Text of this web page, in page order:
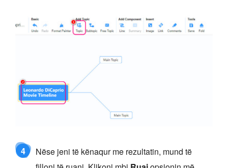
4
Nëse jeni të kënaqur me rezultatin, mund të